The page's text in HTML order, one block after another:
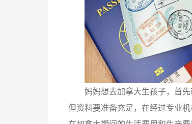
妈妈想去加拿大生孩子，首
但资料要准备充足，在经过专业